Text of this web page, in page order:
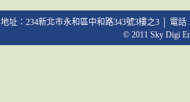
地址：234新北市永和區中和路343號3樓之3 │ 電話
© 2011 Sky Digi